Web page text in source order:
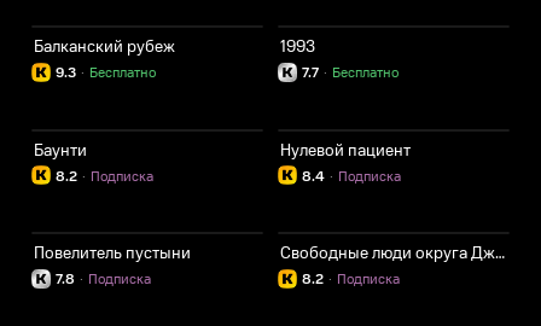
Балканский рубеж
9.3 Бесплатно
·
1993
7.7 Бесплатно
·
Баунти
8.2 Подписка
·
Нулевой пациент
8.4 Подписка
·
Повелитель пустыни
7.8 Подписка
·
Свободные люди округа Джонс
8.2 Подписка
·